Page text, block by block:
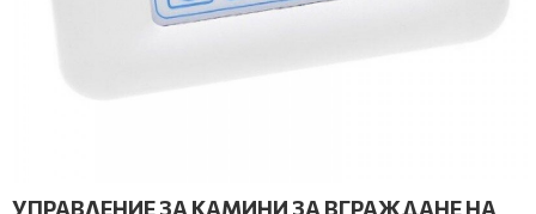
УПРАВЛЕНИЕ ЗА КАМИНИ ЗА ВГРАЖДАНЕ НА